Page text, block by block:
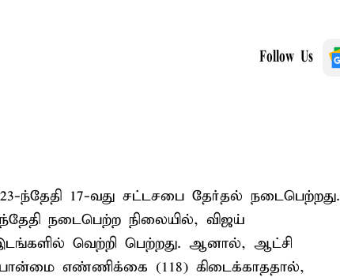
Follow Us
ந்தேதி 17-வது சட்டசபை தேர்தல் நடைபெற்றது.
நடைபெற்ற நிலையில், விஜய்
வெற்றி பெற்றது. ஆனால், ஆட்சி
எண்ணிக்கை (118) கிடைக்காததால்,